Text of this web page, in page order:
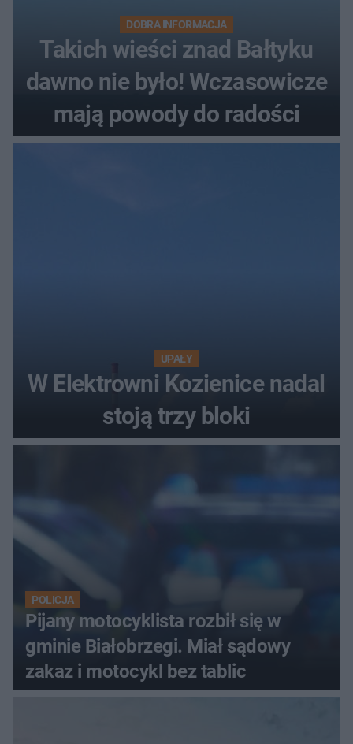
DOBRA INFORMACJA
Takich wieści znad Bałtyku
dawno nie było! Wczasowicze
mają powody do radości
UPAŁY
W Elektrowni Kozienice nadal
stoją trzy bloki
POLICJA
Pijany motocyklista rozbił się w
gminie Białobrzegi. Miał sądowy
zakaz i motocykl bez tablic